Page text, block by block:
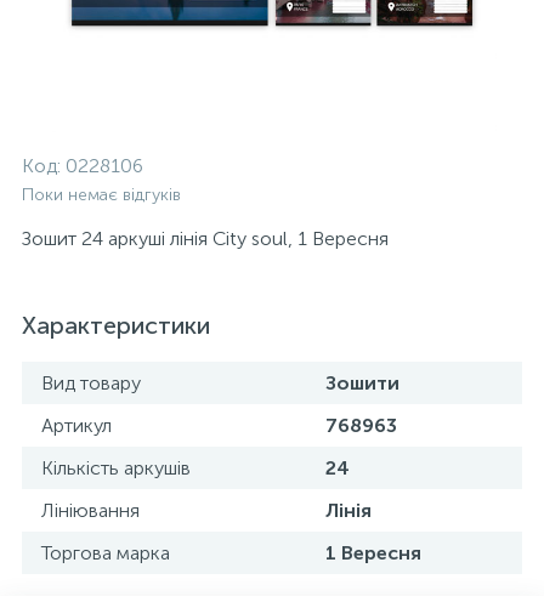
Код: 0228106
Поки немає відгуків
Зошит 24 аркуші лінія City soul, 1 Вересня
Характеристики
Вид товару
Зошити
Артикул
768963
Кількість аркушів
24
Лініювання
Лінія
Торгова марка
1 Вересня